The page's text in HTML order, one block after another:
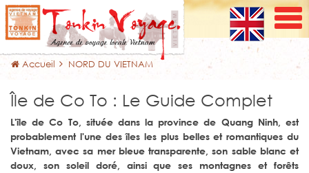
Accueil NORD DU VIETNAM
Île de Co To : Le Guide Complet
L'île de Co To, située dans la province de Quang Ninh, est
probablement l'une des îles les plus belles et romantiques du
Vietnam, avec sa mer bleue transparente, son sable blanc et
doux, son soleil doré, ainsi que ses montagnes et forêts